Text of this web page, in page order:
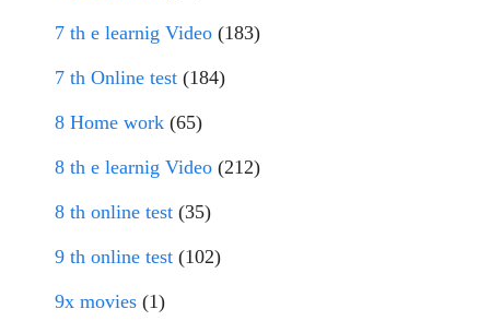
7 th e learnig Video (183)
7 th Online test (184)
8 Home work (65)
8 th e learnig Video (212)
8 th online test (35)
9 th online test (102)
9x movies (1)